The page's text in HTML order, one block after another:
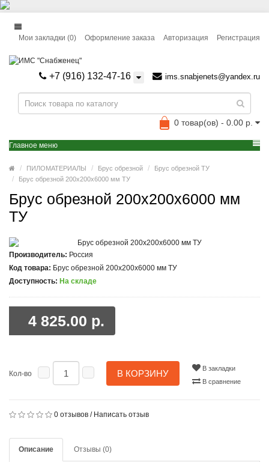
Авторизация Регистрация
Мои закладки (0) Оформление заказа
+7 (916) 132-47-16 ims.snabjenets@yandex.ru
0 товар(ов) - 0.00 р.
Главное меню
ПИЛОМАТЕРИАЛЫ Брус обрезной
Брус обрезной ТУ
Брус обрезной 200x200x6000 мм ТУ
Брус обрезной 200x200x6000 мм
ТУ
Производитель: Россия
Код товара: Брус обрезной 200х200х6000 мм ТУ
Доступность: На складе
4 825.00 р.
Кол-во В КОРЗИНУ
В закладки
В сравнение
0 отзывов / Написать отзыв
Описание Отзывы (0)